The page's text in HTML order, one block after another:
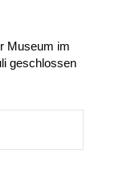
Museum im
geschlossen